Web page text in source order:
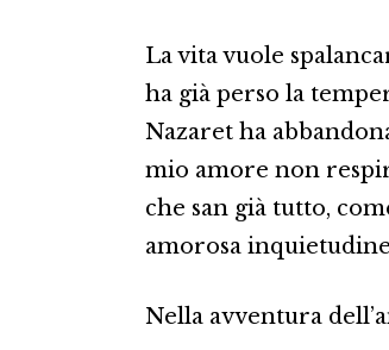
La vita vuole
ha già perso la
Nazaret ha
mio amore non
che san già tutto,
amorosa
Nella avventura